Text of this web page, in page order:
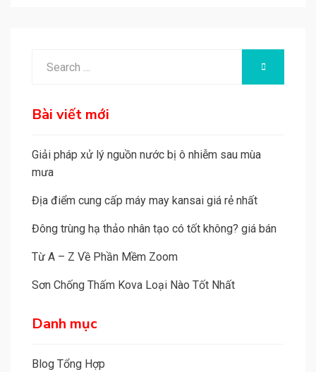
SEARCH
Bài viết mới
Giải pháp xử lý nguồn nước bị ô nhiễm sau mùa
mưa
Địa điểm cung cấp máy may kansai giá rẻ nhất
Đông trùng hạ thảo nhân tạo có tốt không? giá bán
Từ A – Z Về Phần Mềm Zoom
Sơn Chống Thấm Kova Loại Nào Tốt Nhất
Danh mục
Blog Tổng Hợp